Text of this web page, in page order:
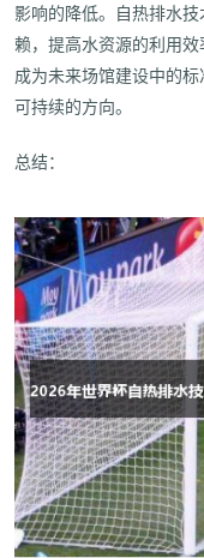
影响的降低。自热排水
赖，提高水资源的利用
成为未来场馆建设中的
可持续的方向。
总结：